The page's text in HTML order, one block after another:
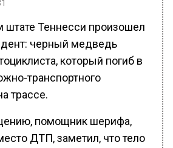
штате Теннесси произошел
черный медведь
который погиб в
транспортного
трассе.
помощник шерифа,
ДТП, заметил, что тело